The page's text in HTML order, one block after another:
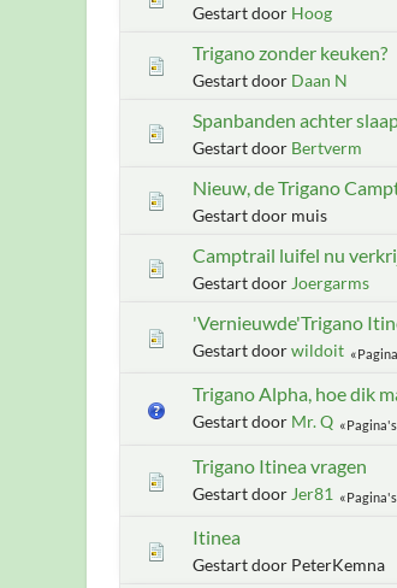
Gestart door Hoog
Trigano zonder keuken?
Gestart door Daan N
Spanbanden achter
Gestart door Bertverm
Nieuw, de Trigano
Gestart door muis
Camptrail luifel nu
Gestart door Joergarms
'Vernieuwde'Trigano
Gestart doorwildoit
Trigano Alpha, hoe dik
Gestart door Mr. Q Pagina's
Trigano Itinea vragen
Gestart door Jer81 Pagina's
Itinea
Gestart door PeterKemna